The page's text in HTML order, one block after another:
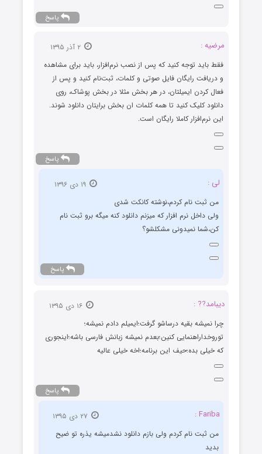
پاسخ
مرضیه :
فقط باید توجه کنید که پس از نصب نرم‌افزار، باید برای مشاهده
و دریافت رایگان فایل صوتی و کلمات، ثبت‌نام کنید و پس از
فعال کردن ایمیلتان، در هر بخش مثلا در بخش پوشاک، روی
دانلود کلیک کنید تا همه کلمات ان بخش برایتان دانلود شوند.
این نرم‌افزار کاملا رایگان است.
پاسخ
لی :
من ثبت نام کردم،نوشته کانکت شدی
ولی داخل نرم افزار که میزنم دانلود کنه میگه برو ثبت نام
کن،شما نمیدونی مشکلشو؟
پاسخ
دیبامد?? :
۱۶ دی ۱۳۹۵
چرا نمیشه بقیه درساشو گرفت؛ایمیلم دادم نمیشه؛
توروخداراهنمایی کنین؛بعدم نمیشه زبانش فارسی باشه؛اینجوری
که خیلی بده؛حیف این برنامه؛اخه خیلی عالیه
پاسخ
Fariba :
من ثبت نام کردم ولی بازم دانلود نشدمیشه یذره تو ضیح
بدید